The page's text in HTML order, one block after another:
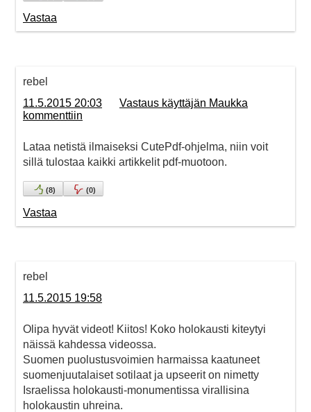
Vastaa
rebel
11.5.2015 20:03
Vastaus käyttäjän Maukka
kommenttiin
Lataa netistä ilmaiseksi CutePdf-ohjelma, niin voit
sillä tulostaa kaikki artikkelit pdf-muotoon.
(8) (0)
Vastaa
rebel
11.5.2015 19:58
Olipa hyvät videot! Kiitos! Koko holokausti kiteytyi
näissä kahdessa videossa.
Suomen puolustusvoimien harmaissa kaatuneet
suomenjuutalaiset sotilaat ja upseerit on nimetty
Israelissa holokausti-monumentissa virallisina
holokaustin uhreina.